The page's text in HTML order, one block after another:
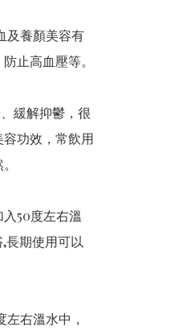
及養顏美容有
止高血壓等。
緩解抑鬱，很
功效，常飲用
50度左右溫
長期使用可以
右溫水中，